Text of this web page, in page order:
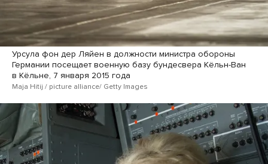
Урсула фон дер Ляйен в должности министра обороны
Германии посещает военную базу бундесвера Кёльн-Ван
в Кёльне, 7 января 2015 года
Maja Hitij / picture alliance/ Getty Images